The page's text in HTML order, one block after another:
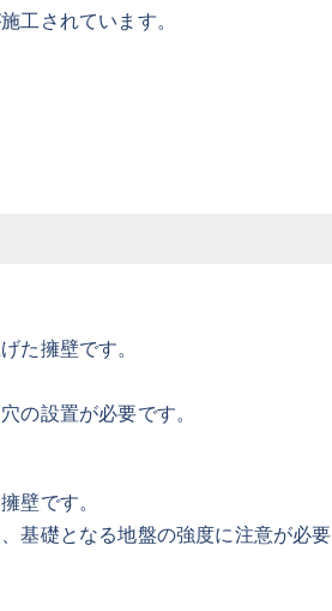
工されています。
た擁壁です。
の設置が必要です。
壁です。
基礎となる地盤の強度に注意が必要